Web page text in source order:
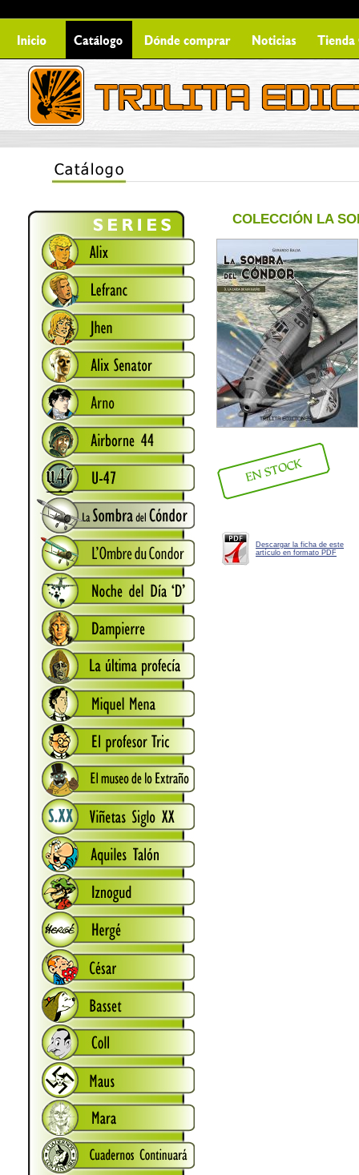
COLECCIÓN LA
Descargar la ficha de este
artículo en formato PDF